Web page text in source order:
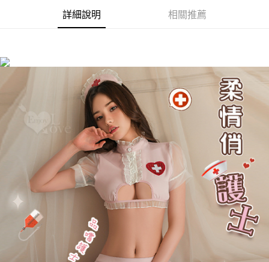
詳細說明 相關推薦